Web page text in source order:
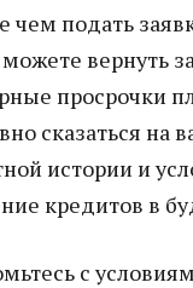
чем подать
вернуть
просрочки
сказаться на
истории и
кредитов в
с